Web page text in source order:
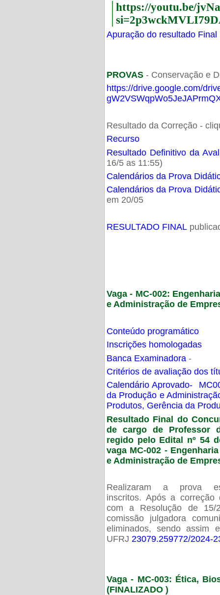
https://youtu.be/
Apuração do resultado Final
PROVAS- Conservação e
https://drive.google.com/
Resultado da Correção -
Recurso
Resultado Definitivo da
16/5 as 11:55)
Calendários da Prova
Calendários da Prova
em 20/05
RESULTADO FINAL
Vaga - MC-002:
e Administração de
Conteúdo programático
Inscrições homologadas
Banca Examinadora -
Critérios de avaliação dos
Calendário Aprovado-
da Produção e
Produtos, Gerência da
Resultado Final do
de cargo de Professor
regido pelo Edital nº 54
vaga MC-002 -
e Administração de
Realizaram a prova
inscritos. Após a
com a Resolução de 15/
comissão julgadora
eliminados, sendo assim
UFRJ 23079.259772/2024-
Vaga - MC-003: Ética,
(FINALIZADO )